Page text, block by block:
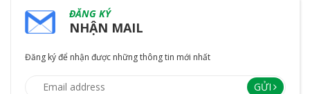
ĐĂNG KÝ
NHẬN MAIL
Đăng ký để nhận được những thông tin mới nhất
GỬI